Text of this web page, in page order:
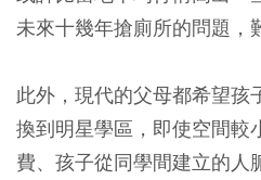
未來十幾年搶廁所的問題，
此外，現代的父母都希望孩
換到明星學區，即使空間較
費、孩子從同學間建立的人